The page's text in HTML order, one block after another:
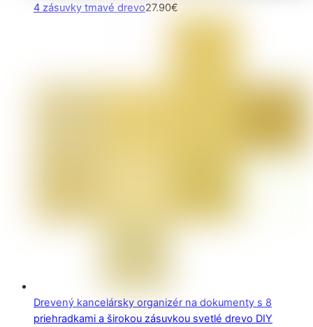
4 zásuvky tmavé drevo27.90€
Drevený kancelársky organizér na dokumenty s 8
priehradkami a širokou zásuvkou svetlé drevo DIY